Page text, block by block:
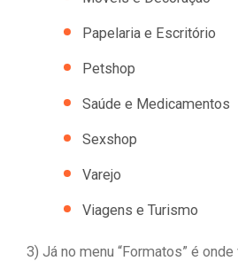
Papelaria e Escritório
Petshop
Saúde e Medicamentos
Sexshop
Varejo
Viagens e Turismo
3) Já no menu “Formatos” é